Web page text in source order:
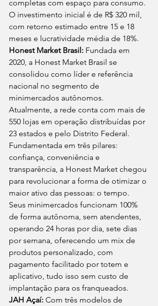
completas com espaço para consumo.
O investimento inicial é de R$ 320 mil,
com retorno estimado entre 15 e 18
meses e lucratividade média de 18%.
Honest Market Brasil: Fundada em
2020, a Honest Market Brasil se
consolidou como líder e referência
nacional no segmento de
minimercados autônomos.
Atualmente, a rede conta com mais de
550 lojas em operação distribuídas por
23 estados e pelo Distrito Federal.
Fundamentada em três pilares:
confiança, conveniência e
transparência, a Honest Market chegou
para revolucionar a forma de otimizar o
maior ativo das pessoas: o tempo.
Seus minimercados funcionam 100%
de forma autônoma, sem atendentes,
operando 24 horas por dia, sete dias
por semana, oferecendo um mix de
produtos personalizado, com
pagamento facilitado por totem e
aplicativo, tudo isso sem custo de
implantação para os franqueados.
JAH Açaí: Com três modelos de